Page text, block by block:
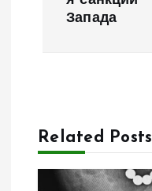
ц
и
Запада
Related Posts